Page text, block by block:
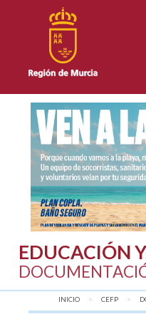
EDUCACIÓN
INICIO CEFP